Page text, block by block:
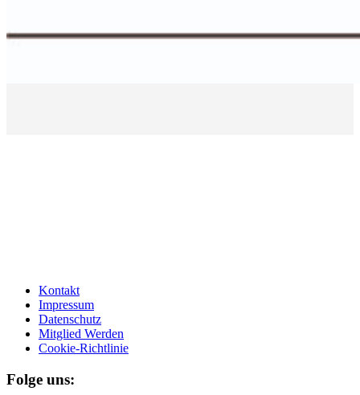
Kontakt
Impressum
Datenschutz
Mitglied Werden
Cookie-Richtlinie
Folge uns: